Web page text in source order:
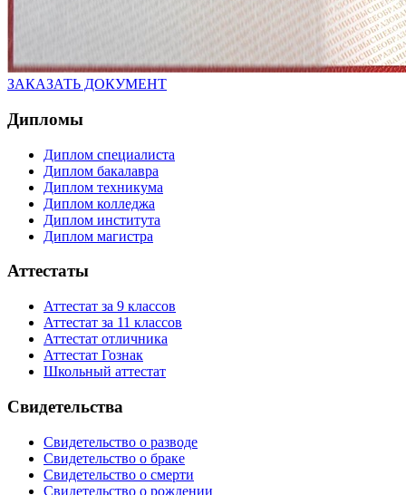
ЗАКАЗАТЬ ДОКУМЕНТ
Дипломы
Диплом специалиста
Диплом бакалавра
Диплом техникума
Диплом колледжа
Диплом института
Диплом магистра
Аттестаты
Аттестат за 9 классов
Аттестат за 11 классов
Аттестат отличника
Аттестат Гознак
Школьный аттестат
Свидетельства
Свидетельство о разводе
Свидетельство о браке
Свидетельство о смерти
Свидетельство о рождении